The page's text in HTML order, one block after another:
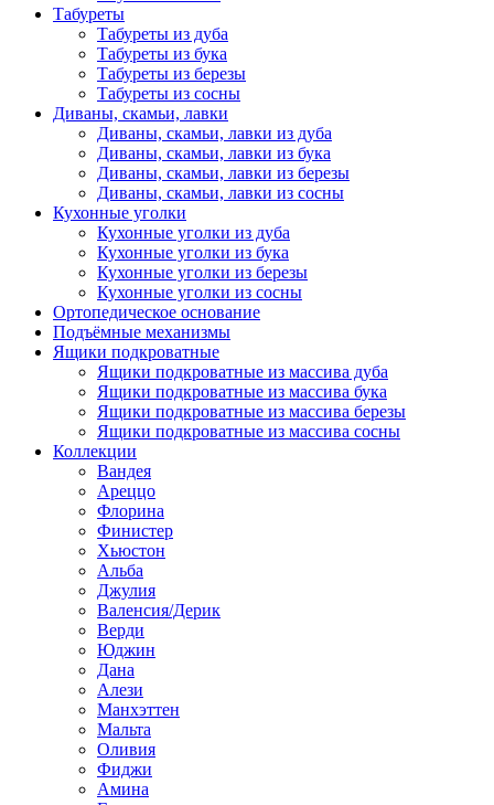
Табуреты
Табуреты из дуба
Табуреты из бука
Табуреты из березы
Табуреты из сосны
Диваны, скамьи, лавки
Диваны, скамьи, лавки из дуба
Диваны, скамьи, лавки из бука
Диваны, скамьи, лавки из березы
Диваны, скамьи, лавки из сосны
Кухонные уголки
Кухонные уголки из дуба
Кухонные уголки из бука
Кухонные уголки из березы
Кухонные уголки из сосны
Ортопедическое основание
Подъёмные механизмы
Ящики подкроватные
Ящики подкроватные из массива дуба
Ящики подкроватные из массива бука
Ящики подкроватные из массива березы
Ящики подкроватные из массива сосны
Коллекции
Вандея
Ареццо
Флорина
Финистер
Хьюстон
Альба
Джулия
Валенсия/Дерик
Верди
Юджин
Дана
Алези
Манхэттен
Мальта
Оливия
Фиджи
Амина